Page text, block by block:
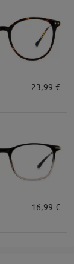
23,99 €
16,99 €